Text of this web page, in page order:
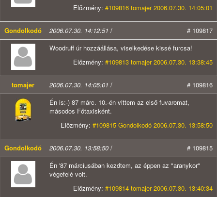
Előzmény: #109816 tomajer 2006.07.30. 14:05:01
Gondolkodó 2006.07.30. 14:12:51 /
# 109817
Woodruff úr hozzáállása, viselkedése kissé furcsa!
Előzmény: #109813 tomajer 2006.07.30. 13:38:45
tomajer 2006.07.30. 14:05:01 /
# 109816
Én is:-) 87 márc. 10.-én vittem az első fuvaromat,
másodos Főtaxisként.
Előzmény: #109815 Gondolkodó 2006.07.30. 13:58:50
Gondolkodó 2006.07.30. 13:58:50 /
# 109815
Én '87 márciusában kezdtem, az éppen az "aranykor"
végefelé volt.
Előzmény: #109814 tomajer 2006.07.30. 13:40:34